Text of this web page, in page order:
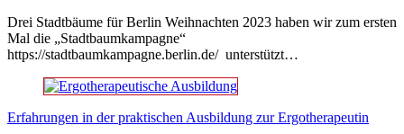
Drei Stadtbäume für Berlin Weihnachten 2023 haben wir zum ersten
Mal die „Stadtbaumkampagne“
https://stadtbaumkampagne.berlin.de/ unterstützt…
Erfahrungen in der praktischen Ausbildung zur Ergotherapeutin